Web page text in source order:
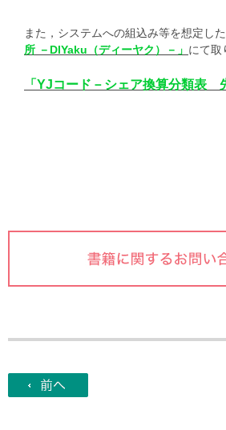
また，システムへの組込み等を想定し
所 －DIYaku（ディーヤク）－」 にて取
「YJコード－シェア換算分類表